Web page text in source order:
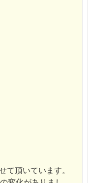
て頂いています。